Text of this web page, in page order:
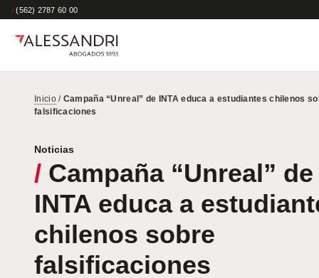
/ (562) 2787 60 00
Inicio/ Campaña “Unreal” de INTA educa a estudiantes chilenos
falsificaciones
Noticias
/ Campaña “Unreal” de
INTA educa a
chilenos sobre
falsificaciones